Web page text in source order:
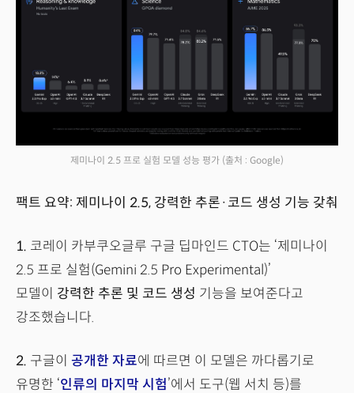
제미나이 2.5 프로 실험 모델 성능 평가 (출처 : Google)
팩트 요약: 제미나이 2.5, 강력한 추론·코드 생성 기능 갖춰
1. 코레이 카부쿠오글루 구글 딥마인드 CTO는 ‘제미나이
2.5 프로 실험(Gemini 2.5 Pro Experimental)’
모델이 강력한 추론 및 코드 생성 기능을 보여준다고
강조했습니다.
2. 구글이 공개한 자료에 따르면 이 모델은 까다롭기로
유명한 ‘인류의 마지막 시험’에서 도구(웹 서치 등)를